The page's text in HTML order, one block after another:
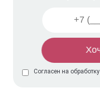
Согласен на обработку